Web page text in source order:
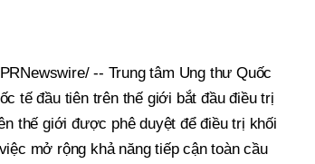
-- Trung tâm Ung thư Quốc
tế đầu tiên trên thế giới bắt đầu điều trị
thế giới được phê duyệt để điều trị khối
mở rộng khả năng tiếp cận toàn cầu